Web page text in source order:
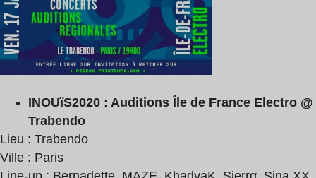
INOUïS2020 : Auditions Île de France Electro @
Trabendo
Lieu : Trabendo
Ville : Paris